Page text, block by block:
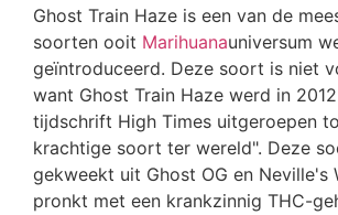
Ghost Train Haze is een van de
soorten ooit Marihuanauniversum
geïntroduceerd. Deze soort is niet
want Ghost Train Haze werd in
tijdschrift High Times uitgeroepen
krachtige soort ter wereld". Deze
gekweekt uit Ghost OG en Neville's
pronkt met een krankzinnig THC-